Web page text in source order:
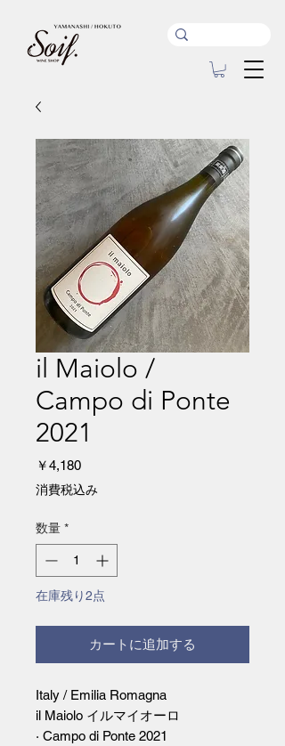
il Maiolo /
Campo di Ponte
2021
￥4,180価
格
消費税込み
数量 *
在庫残り2点
カートに追加する
Italy / Emilia Romagna
il Maiolo イルマイオーロ
· Campo di Ponte 2021